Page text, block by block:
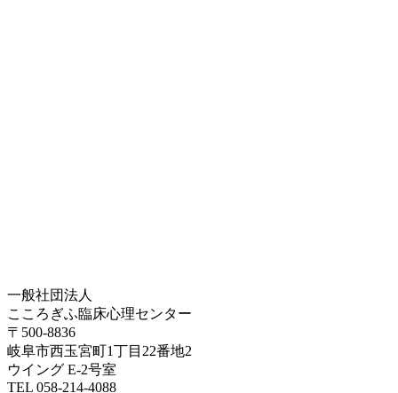
一般社団法人
こころぎふ臨床心理センター
〒500-8836
岐阜市西玉宮町1丁目22番地2
ウイング E-2号室
TEL 058-214-4088